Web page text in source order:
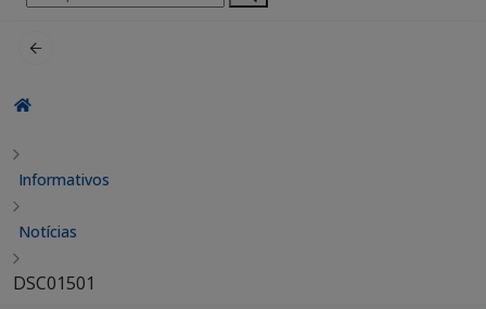
por:
Informativos
Notícias
DSC01501